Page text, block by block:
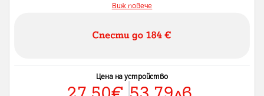
Виж повече
Цена на устройство